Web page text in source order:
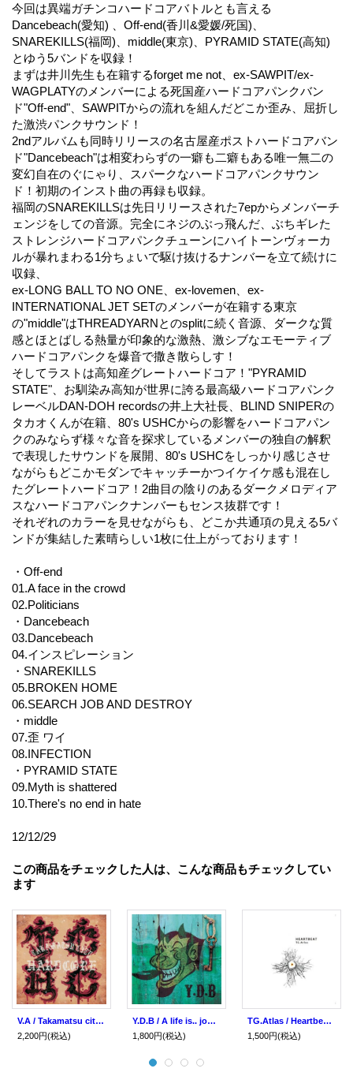
今回は異端ガチンコハードコアバトルとも言える
Dancebeach(愛知) 、Off-end(香川&愛媛/死国)、
SNAREKILLS(福岡)、middle(東京)、PYRAMID STATE(高知)
とゆう5バンドを収録！
まずは井川先生も在籍するforget me not、ex-SAWPIT/ex-
WAGPLATYのメンバーによる死国産ハードコアパンクバン
ド"Off-end"、SAWPITからの流れを組んだどこか歪み、屈折し
た激渋パンクサウンド！
2ndアルバムも同時リリースの名古屋産ポストハードコアバン
ド"Dancebeach"は相変わらずの一癖も二癖もある唯一無二の
変幻自在のぐにゃり、スパークなハードコアパンクサウン
ド！初期のインスト曲の再録も収録。
福岡のSNAREKILLSは先日リリースされた7epからメンバーチ
ェンジをしての音源。完全にネジのぶっ飛んだ、ぶちギレた
ストレンジハードコアパンクチューンにハイトーンヴォーカ
ルが暴れまわる1分ちょいで駆け抜けるナンバーを立て続けに
収録、
ex-LONG BALL TO NO ONE、ex-lovemen、ex-
INTERNATIONAL JET SETのメンバーが在籍する東京
の"middle"はTHREADYARNとのsplitに続く音源、ダークな質
感とほとばしる熱量が印象的な激熱、激シブなエモーティブ
ハードコアパンクを爆音で撒き散らしす！
そしてラストは高知産グレートハードコア！"PYRAMID
STATE"、お馴染み高知が世界に誇る最高級ハードコアパンク
レーベルDAN-DOH recordsの井上大社長、BLIND SNIPERの
タカオくんが在籍、80's USHCからの影響をハードコアパン
クのみならず様々な音を探求しているメンバーの独自の解釈
で表現したサウンドを展開、80's USHCをしっかり感じさせ
ながらもどこかモダンでキャッチーかつイケイケ感も混在し
たグレートハードコア！2曲目の陰りのあるダークメロディア
スなハードコアパンクナンバーもセンス抜群です！
それぞれのカラーを見せながらも、どこか共通項の見える5バ
ンドが集結した素晴らしい1枚に仕上がっております！
・Off-end
01.A face in the crowd
02.Politicians
・Dancebeach
03.Dancebeach
04.インスピレーション
・SNAREKILLS
05.BROKEN HOME
06.SEARCH JOB AND DESTROY
・middle
07.歪 ワイ
08.INFECTION
・PYRAMID STATE
09.Myth is shattered
10.There's no end in hate
12/12/29
この商品をチェックした人は、こんな商品もチェックしてい
ます
V.A / Takamatsu city Hardcore (2cd) Impulse
2,200円(税込)
Y.D.B / A life is.. journey (cd) Impulse
1,800円(税込)
TG.Atlas / Heartbeat (cd) Impulse
1,500円(税込)